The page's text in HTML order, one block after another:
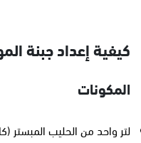
كيفية إعداد جبنة
المكونات
لتر واحد من الحليب المبستر